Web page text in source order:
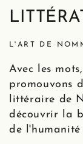
L'ART DE
Avec les
promouvons
littéraire de
découvrir la
de